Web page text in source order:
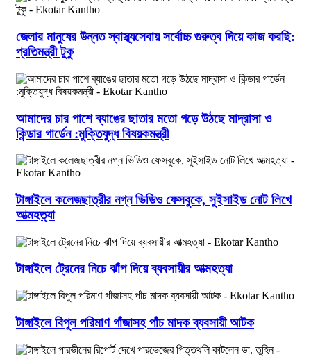
জেলার মানুষের উন্নত স্বাস্থ্যসেবায় সর্বোচ্চ গুরুত্ব দিয়ে কাজ করছি:
প্রতিমন্ত্রী টুকু
আমাদের চার পাশে ব্যাঙের ছাতার মতো গড়ে উঠছে মাদ্রাসা ও
কিন্ডার গার্ডেন :মুক্তিযুদ্ধ বিষয়কমন্ত্রী
টাঙ্গাইলে কলেজছাত্রীর নগ্ন ভিডিও ফেসবুকে, সুইসাইড নোট লিখে
আত্মহত্যা
টাঙ্গাইলে ট্রেনের নিচে ঝাঁপ দিয়ে ব্যবসায়ীর আত্মহত্যা
টাঙ্গাইলে বিপুল পরিমাণ গাঁজাসহ পাঁচ মাদক ব্যবসায়ী আটক